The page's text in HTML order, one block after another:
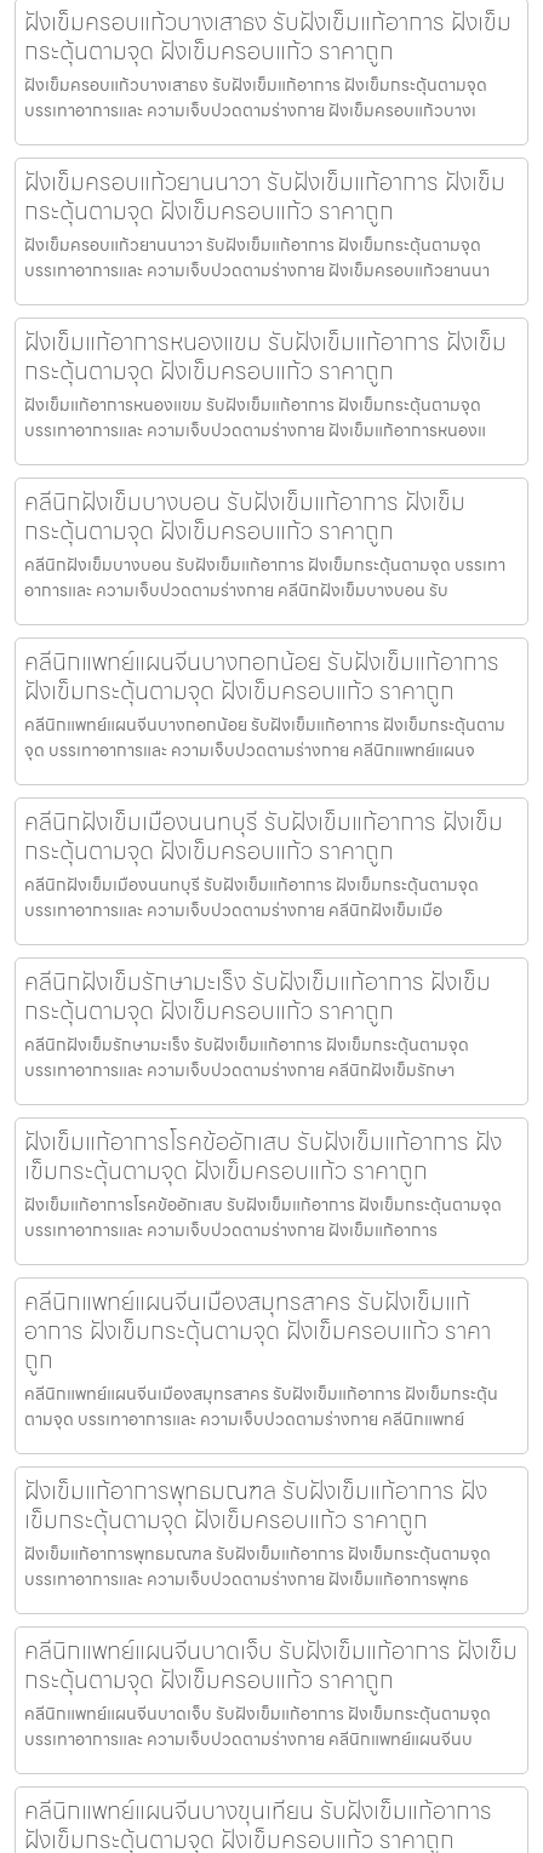
ฝังเข็มครอบแก้วบางเสาธง รับฝังเข็มแก้อาการ ฝังเข็ม
กระตุ้นตามจุด ฝังเข็มครอบแก้ว ราคาถูก
ฝังเข็มครอบแก้วบางเสาธง รับฝังเข็มแก้อาการ ฝังเข็มกระตุ้นตามจุด
บรรเทาอาการและ ความเจ็บปวดตามร่างกาย ฝังเข็มครอบแก้วบางเ
ฝังเข็มครอบแก้วยานนาวา รับฝังเข็มแก้อาการ ฝังเข็ม
กระตุ้นตามจุด ฝังเข็มครอบแก้ว ราคาถูก
ฝังเข็มครอบแก้วยานนาวา รับฝังเข็มแก้อาการ ฝังเข็มกระตุ้นตามจุด
บรรเทาอาการและ ความเจ็บปวดตามร่างกาย ฝังเข็มครอบแก้วยานนา
ฝังเข็มแก้อาการหนองแขม รับฝังเข็มแก้อาการ ฝังเข็ม
กระตุ้นตามจุด ฝังเข็มครอบแก้ว ราคาถูก
ฝังเข็มแก้อาการหนองแขม รับฝังเข็มแก้อาการ ฝังเข็มกระตุ้นตามจุด
บรรเทาอาการและ ความเจ็บปวดตามร่างกาย ฝังเข็มแก้อาการหนองแ
คลีนิกฝังเข็มบางบอน รับฝังเข็มแก้อาการ ฝังเข็ม
กระตุ้นตามจุด ฝังเข็มครอบแก้ว ราคาถูก
คลีนิกฝังเข็มบางบอน รับฝังเข็มแก้อาการ ฝังเข็มกระตุ้นตามจุด บรรเทา
อาการและ ความเจ็บปวดตามร่างกาย คลีนิกฝังเข็มบางบอน รับ
คลีนิกแพทย์แผนจีนบางกอกน้อย รับฝังเข็มแก้อาการ
ฝังเข็มกระตุ้นตามจุด ฝังเข็มครอบแก้ว ราคาถูก
คลีนิกแพทย์แผนจีนบางกอกน้อย รับฝังเข็มแก้อาการ ฝังเข็มกระตุ้นตาม
จุด บรรเทาอาการและ ความเจ็บปวดตามร่างกาย คลีนิกแพทย์แผนจ
คลีนิกฝังเข็มเมืองนนทบุรี รับฝังเข็มแก้อาการ ฝังเข็ม
กระตุ้นตามจุด ฝังเข็มครอบแก้ว ราคาถูก
คลีนิกฝังเข็มเมืองนนทบุรี รับฝังเข็มแก้อาการ ฝังเข็มกระตุ้นตามจุด
บรรเทาอาการและ ความเจ็บปวดตามร่างกาย คลีนิกฝังเข็มเมือ
คลีนิกฝังเข็มรักษามะเร็ง รับฝังเข็มแก้อาการ ฝังเข็ม
กระตุ้นตามจุด ฝังเข็มครอบแก้ว ราคาถูก
คลีนิกฝังเข็มรักษามะเร็ง รับฝังเข็มแก้อาการ ฝังเข็มกระตุ้นตามจุด
บรรเทาอาการและ ความเจ็บปวดตามร่างกาย คลีนิกฝังเข็มรักษา
ฝังเข็มแก้อาการโรคข้ออักเสบ รับฝังเข็มแก้อาการ ฝัง
เข็มกระตุ้นตามจุด ฝังเข็มครอบแก้ว ราคาถูก
ฝังเข็มแก้อาการโรคข้ออักเสบ รับฝังเข็มแก้อาการ ฝังเข็มกระตุ้นตามจุด
บรรเทาอาการและ ความเจ็บปวดตามร่างกาย ฝังเข็มแก้อาการ
คลีนิกแพทย์แผนจีนเมืองสมุทรสาคร รับฝังเข็มแก้
อาการ ฝังเข็มกระตุ้นตามจุด ฝังเข็มครอบแก้ว ราคา
ถูก
คลีนิกแพทย์แผนจีนเมืองสมุทรสาคร รับฝังเข็มแก้อาการ ฝังเข็มกระตุ้น
ตามจุด บรรเทาอาการและ ความเจ็บปวดตามร่างกาย คลีนิกแพทย์
ฝังเข็มแก้อาการพุทธมณฑล รับฝังเข็มแก้อาการ ฝัง
เข็มกระตุ้นตามจุด ฝังเข็มครอบแก้ว ราคาถูก
ฝังเข็มแก้อาการพุทธมณฑล รับฝังเข็มแก้อาการ ฝังเข็มกระตุ้นตามจุด
บรรเทาอาการและ ความเจ็บปวดตามร่างกาย ฝังเข็มแก้อาการพุทธ
คลีนิกแพทย์แผนจีนบาดเจ็บ รับฝังเข็มแก้อาการ ฝังเข็ม
กระตุ้นตามจุด ฝังเข็มครอบแก้ว ราคาถูก
คลีนิกแพทย์แผนจีนบาดเจ็บ รับฝังเข็มแก้อาการ ฝังเข็มกระตุ้นตามจุด
บรรเทาอาการและ ความเจ็บปวดตามร่างกาย คลีนิกแพทย์แผนจีนบ
คลีนิกแพทย์แผนจีนบางขุนเทียน รับฝังเข็มแก้อาการ
ฝังเข็มกระตุ้นตามจุด ฝังเข็มครอบแก้ว ราคาถูก